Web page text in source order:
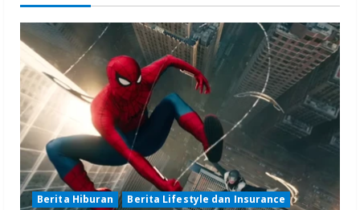
Berita Hiburan
Berita Lifestyle dan Insurance